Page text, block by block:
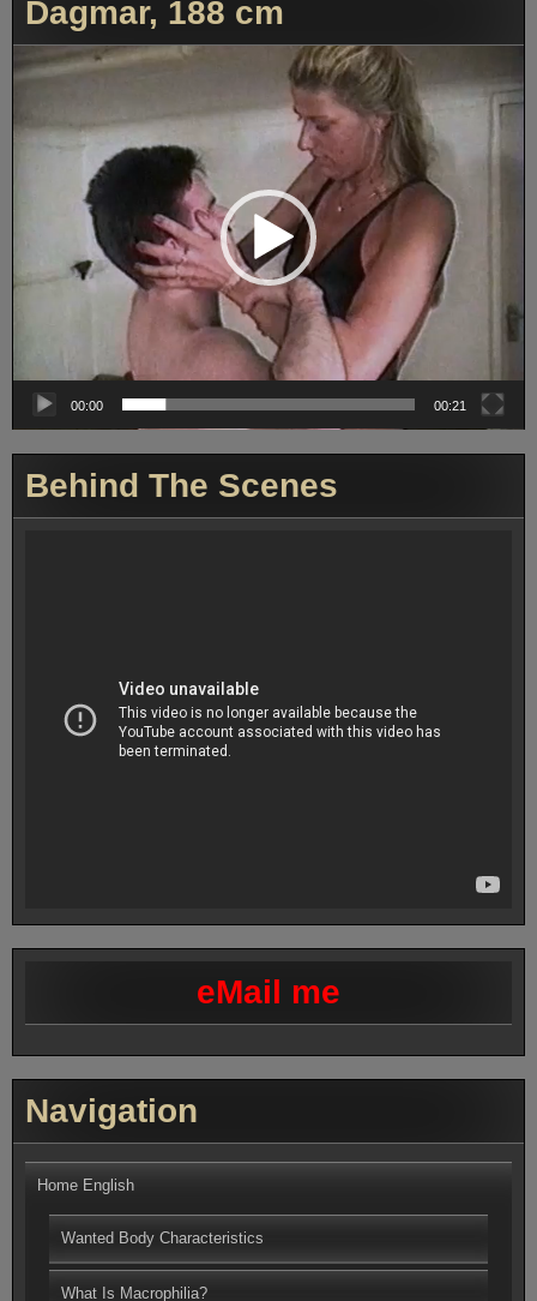
Dagmar, 188 cm
Player
00:00 00:21
Behind The Scenes
eMail me
Navigation
Home English
Wanted Body Characteristics
What Is Macrophilia?